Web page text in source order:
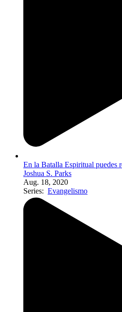
En la Batalla Espiritual puedes
Joshua S. Parks
Aug. 18, 2020
Series: Evangelismo